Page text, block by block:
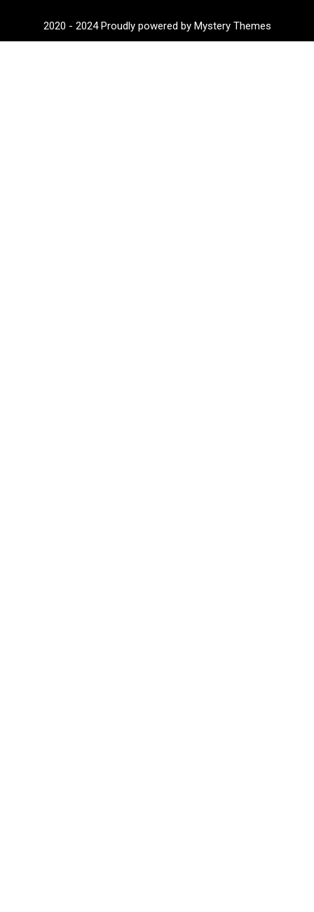
2020 - 2024 Proudly powered by Mystery Themes